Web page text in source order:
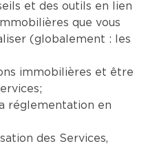
et des outils en lien
que vous
(globalement : les
immobilières et être
réglementation en
des Services,